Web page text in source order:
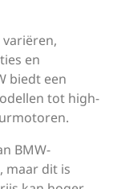
en
biedt een
tot high-
BMW-
maar dit is